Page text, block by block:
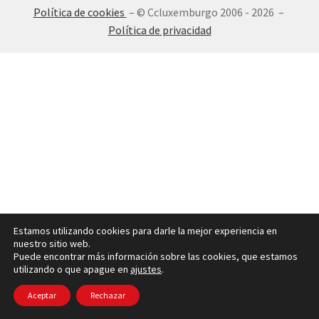
Política de cookies – © Ccluxemburgo 2006 - 2026 –
Política de privacidad
Estamos utilizando cookies para darle la mejor experiencia en
nuestro sitio web.
Puede encontrar más información sobre las cookies, que estamos
utilizando o que apague en ajustes.
Aceptar Rechazar